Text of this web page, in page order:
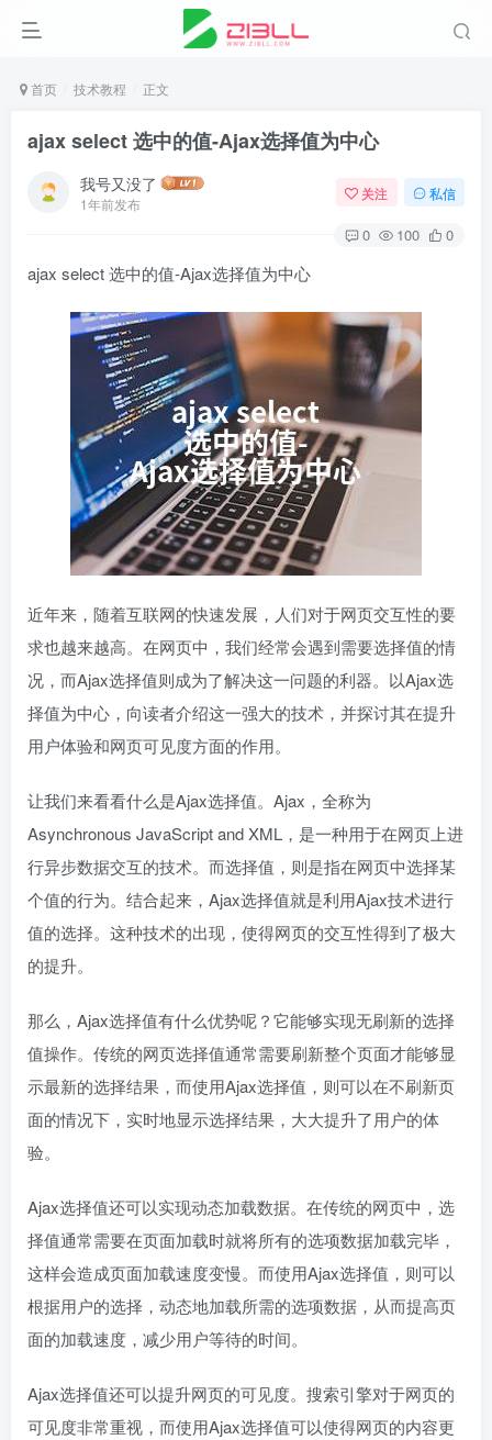
首页 技术教程 正文
ajax select 选中的值-Ajax选择值为中心
我号又没了
1年前发布
关注 私信
0 100 0
ajax select 选中的值-Ajax选择值为中心
近年来，随着互联网的快速发展，人们对于网页交互性的要
求也越来越高。在网页中，我们经常会遇到需要选择值的情
况，而Ajax选择值则成为了解决这一问题的利器。以Ajax选
择值为中心，向读者介绍这一强大的技术，并探讨其在提升
用户体验和网页可见度方面的作用。
让我们来看看什么是Ajax选择值。Ajax，全称为
Asynchronous JavaScript and XML，是一种用于在网页上进
行异步数据交互的技术。而选择值，则是指在网页中选择某
个值的行为。结合起来，Ajax选择值就是利用Ajax技术进行
值的选择。这种技术的出现，使得网页的交互性得到了极大
的提升。
那么，Ajax选择值有什么优势呢？它能够实现无刷新的选择
值操作。传统的网页选择值通常需要刷新整个页面才能够显
示最新的选择结果，而使用Ajax选择值，则可以在不刷新页
面的情况下，实时地显示选择结果，大大提升了用户的体
验。
Ajax选择值还可以实现动态加载数据。在传统的网页中，选
择值通常需要在页面加载时就将所有的选项数据加载完毕，
这样会造成页面加载速度变慢。而使用Ajax选择值，则可以
根据用户的选择，动态地加载所需的选项数据，从而提高页
面的加载速度，减少用户等待的时间。
Ajax选择值还可以提升网页的可见度。搜索引擎对于网页的
可见度非常重视，而使用Ajax选择值可以使得网页的内容更